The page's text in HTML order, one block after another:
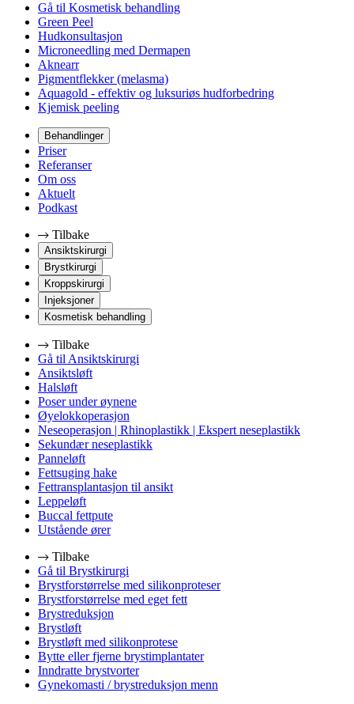
Gå til Kosmetisk behandling
Green Peel
Hudkonsultasjon
Microneedling med Dermapen
Aknearr
Pigmentflekker (melasma)
Aquagold - effektiv og luksuriøs hudforbedring
Kjemisk peeling
Behandlinger
Priser
Referanser
Om oss
Aktuelt
Podkast
Tilbake
Ansiktskirurgi
Brystkirurgi
Kroppskirurgi
Injeksjoner
Kosmetisk behandling
Tilbake
Gå til Ansiktskirurgi
Ansiktsløft
Halsløft
Poser under øynene
Øyelokkoperasjon
Neseoperasjon | Rhinoplastikk | Ekspert neseplastikk
Sekundær neseplastikk
Panneløft
Fettsuging hake
Fettransplantasjon til ansikt
Leppeløft
Buccal fettpute
Utstående ører
Tilbake
Gå til Brystkirurgi
Brystforstørrelse med silikonproteser
Brystforstørrelse med eget fett
Brystreduksjon
Brystløft
Brystløft med silikonprotese
Bytte eller fjerne brystimplantater
Inndratte brystvorter
Gynekomasti / brystreduksjon menn